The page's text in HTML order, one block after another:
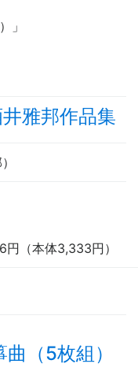
」
雅邦作品集
円（本体3,333円）
（5枚組）